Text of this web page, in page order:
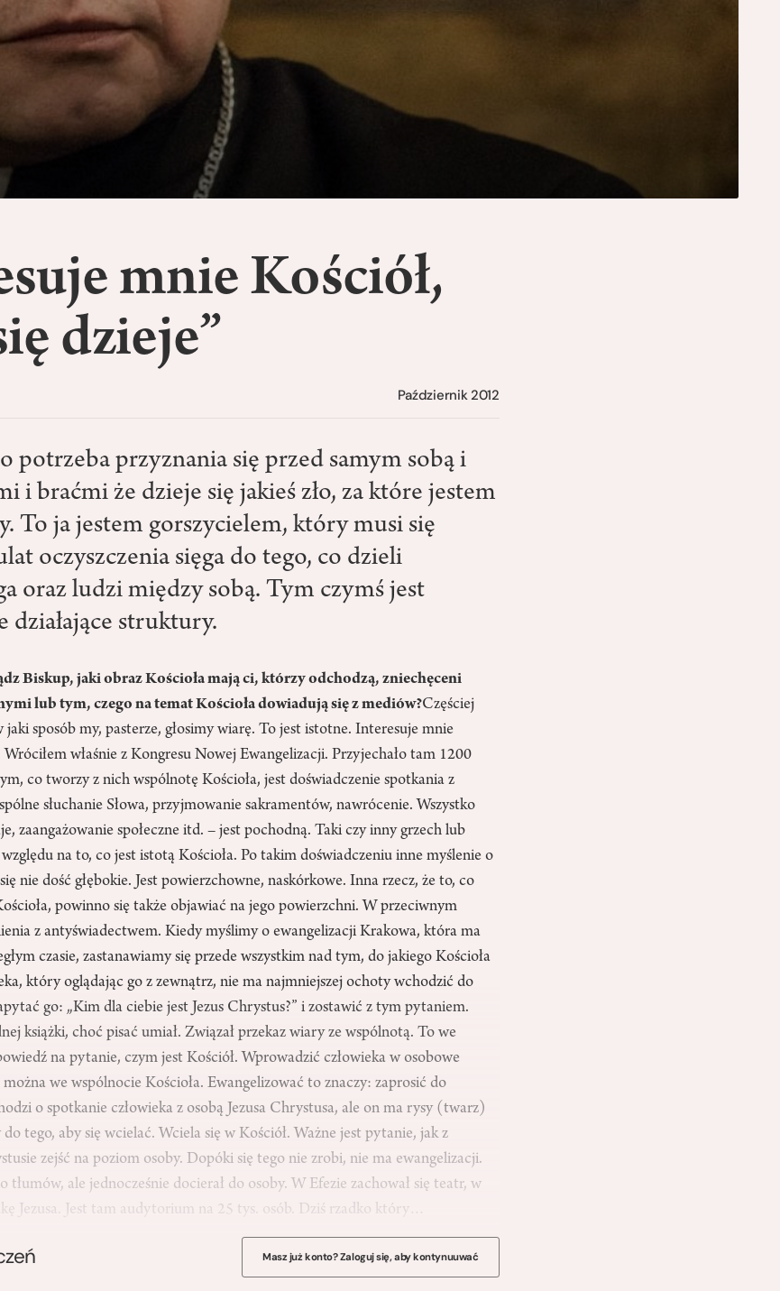
mnie Kościół,
dzieje”
Październik 2012
potrzeba przyznania się przed samym sobą i
i braćmi że dzieje się jakieś zło, za które jestem
To ja jestem gorszycielem, który musi się
oczyszczenia sięga do tego, co dzieli
oraz ludzi między sobą. Tym czymś jest
działające struktury.
Biskup, jaki obraz Kościoła mają ci, którzy odchodzą, zniechęceni
lub tym, czego na temat Kościoła dowiadują się z mediów?Częściej
sposób my, pasterze, głosimy wiarę. To jest istotne. Interesuje mnie
właśnie z Kongresu Nowej Ewangelizacji. Przyjechało tam 1200
co tworzy z nich wspólnotę Kościoła, jest doświadczenie spotkania z
słuchanie Słowa, przyjmowanie sakramentów, nawrócenie. Wszystko
zaangażowanie społeczne itd. – jest pochodną. Taki czy inny grzech lub
względu na to, co jest istotą Kościoła. Po takim doświadczeniu inne myślenie o
nie dość głębokie. Jest powierzchowne, naskórkowe. Inna rzecz, że to, co
powinno się także objawiać na jego powierzchni. W przeciwnym
z antyświadectwem. Kiedy myślimy o ewangelizacji Krakowa, która ma
czasie, zastanawiamy się przede wszystkim nad tym, do jakiego Kościoła
który oglądając go z zewnątrz, nie ma najmniejszej ochoty wchodzić do
go: „Kim dla ciebie jest Jezus Chrystus?” i zostawić z tym pytaniem.
książki, choć pisać umiał. Związał przekaz wiary ze wspólnotą. To we
na pytanie, czym jest Kościół. Wprowadzić człowieka w osobowe
we wspólnocie Kościoła. Ewangelizować to znaczy: zaprosić do
o spotkanie człowieka z osobą Jezusa Chrystusa, ale on ma rysy (twarz)
tego, aby się wcielać. Wciela się w Kościół. Ważne jest pytanie, jak z
zejść na poziom osoby. Dopóki się tego nie zrobi, nie ma ewangelizacji.
tłumów, ale jednocześnie docierał do osoby. W Efezie zachował się teatr, w
Jezusa. Jest tam audytorium na 25 tys. osób. Dziś rzadko który…
Masz już konto? Zaloguj się, aby kontynuuwać